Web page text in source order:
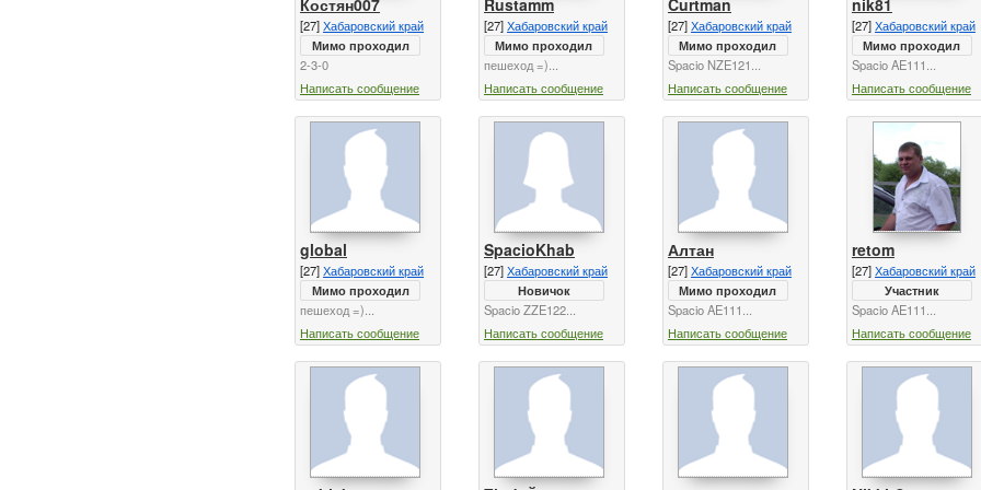
[27]Хабаровский край
Мимо проходил
2-3-0
Написать сообщение
[27]Хабаровский край
Мимо проходил
пешеход =)...
Написать сообщение
[27]Хабаровский край
Мимо проходил
Spacio NZE121...
Написать сообщение
[27]Хабаровский край
Мимо проходил
Spacio AE111...
Написать сообщение
global
[27]Хабаровский край
Мимо проходил
пешеход =)...
Написать сообщение
SpacioKhab
[27]Хабаровский край
Новичок
Spacio ZZE122...
Написать сообщение
Алтан
[27]Хабаровский край
Мимо проходил
Spacio AE111...
Написать сообщение
retom
[27]Хабаровский край
Участник
Spacio AE111...
Написать сообщение